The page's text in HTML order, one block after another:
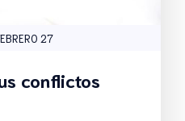
27
conflictos